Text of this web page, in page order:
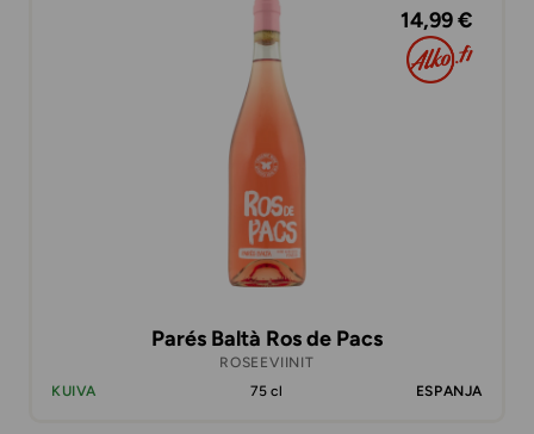
14,99 €
Parés Baltà Ros de Pacs
ROSEEVIINIT
KUIVA
75 cl ESPANJA